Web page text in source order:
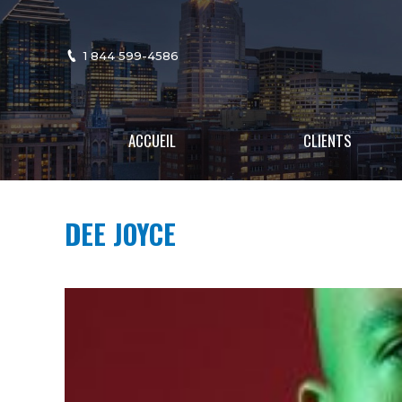
1 844 599-4586
ACCUEIL CLIENTS
DEE JOYCE